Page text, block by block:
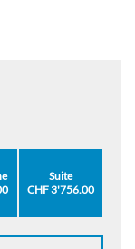
Suite
CHF 3'756.00